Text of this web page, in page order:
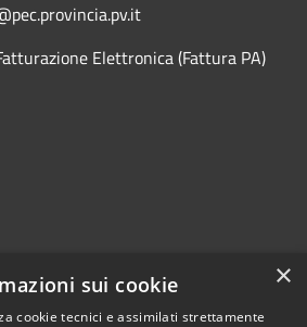
Elettronica (Fattura PA)
×
sui cookie
cookie tecnici e assimilati strettamente